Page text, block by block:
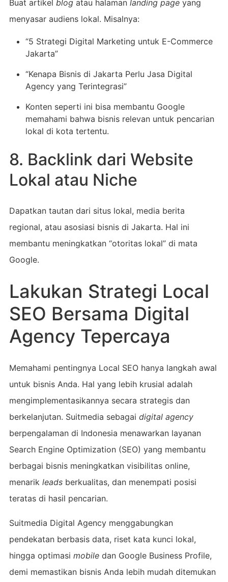
Buat artikel blogatau halaman landing pageyang
menyasar audiens lokal. Misalnya:
“5 Strategi Digital Marketing untuk E-Commerce
Jakarta”
“Kenapa Bisnis di Jakarta Perlu Jasa Digital
Agency yang Terintegrasi”
Konten seperti ini bisa membantu Google
memahami bahwa bisnis relevan untuk pencarian
lokal di kota tertentu.
8. Backlink dari Website
Lokal atau Niche
Dapatkan tautan dari situs lokal, media berita
regional, atau asosiasi bisnis di Jakarta. Hal ini
membantu meningkatkan “otoritas lokal” di mata
Google.
Lakukan Strategi Local
SEO Bersama Digital
Agency Tepercaya
Memahami pentingnya Local SEO hanya langkah awal
untuk bisnis Anda. Hal yang lebih krusial adalah
mengimplementasikannya secara strategis dan
berkelanjutan. Suitmedia sebagai digital agency
berpengalaman di Indonesia menawarkan layanan
Search Engine Optimization (SEO) yang membantu
berbagai bisnis meningkatkan visibilitas online,
menarik leadsberkualitas, dan menempati posisi
teratas di hasil pencarian.
Suitmedia Digital Agency menggabungkan
pendekatan berbasis data, riset kata kunci lokal,
hingga optimasi mobiledan Google Business Profile,
demi memastikan bisnis Anda lebih mudah ditemukan